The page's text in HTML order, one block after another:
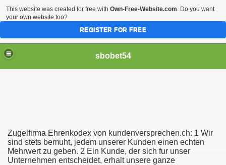
sbobet54
Zugelfirma Ehrenkodex von kundenversprechen.ch: 1 Wir
sind stets bemuht, jedem unserer Kunden einen echten
Mehrwert zu geben. 2 Ein Kunde, der sich fur unser
Unternehmen entscheidet, erhalt unsere ganze
This website was created for free with Own-Free-Website.com. Do you want
your own website too?
REGISTER FOR FREE